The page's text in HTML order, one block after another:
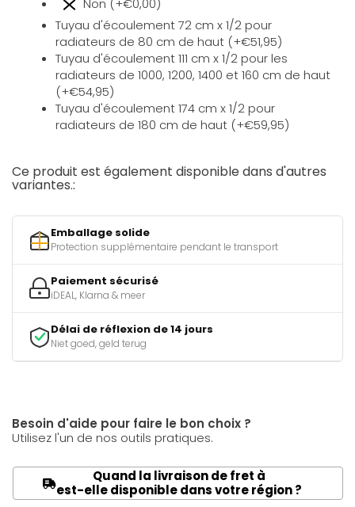
Non (+€0,00)
Tuyau d'écoulement 72 cm x 1/2 pour
radiateurs de 80 cm de haut (+€51,95)
Tuyau d'écoulement 111 cm x 1/2 pour les
radiateurs de 1000, 1200, 1400 et 160 cm de haut
(+€54,95)
Tuyau d'écoulement 174 cm x 1/2 pour
radiateurs de 180 cm de haut (+€59,95)
Ce produit est également disponible dans d'autres
variantes.:
Emballage solide
Protection supplémentaire pendant le transport
Paiement sécurisé
iDEAL, Klarna & meer
Délai de réflexion de 14 jours
Niet goed, geld terug
Besoin d'aide pour faire le bon choix ?
Utilisez l'un de nos outils pratiques.
Quand la livraison de fret à
est-elle disponible dans votre région ?